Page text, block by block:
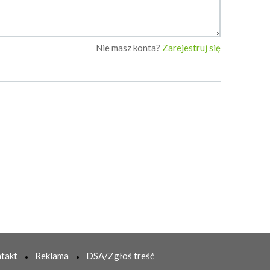
Nie masz konta? Zarejestruj się
Reklama DSA/Zgłoś treść